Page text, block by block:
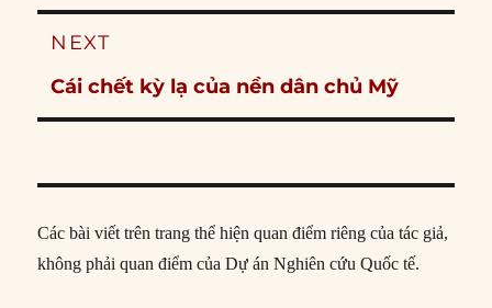
post:
NEXT
Next
post:
Cái chết kỳ lạ của nền dân chủ Mỹ
Các bài viết trên trang thể hiện quan điểm riêng của tác giả,
không phải quan điểm của Dự án Nghiên cứu Quốc tế.